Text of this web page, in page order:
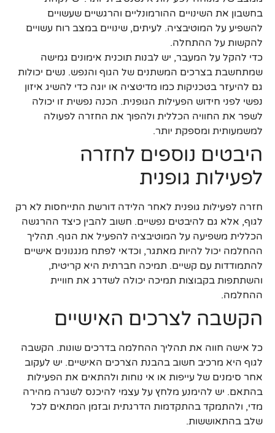
בחשבון את השינויים ההורמונליים והרגשיים שעשויים
להשפיע על המוטיבציה. לעיתים, שינויים במצב רוח עשויים
להקשות על ההתחלה.
כדי להקל על המעבר, יש לבנות תוכנית אימונים גמישה
שמתחשבת בצרכים המשתנים של הגוף והנפש. נשים יכולות
גם להיעזר בטכניקות כמו מדיטציה או יוגה כדי להשיג איזון
נפשי לפני חידוש הפעילות הגופנית. הכנה נפשית זו יכולה
לשפר את החוויה הכללית ולהפוך את החזרה לפעולה
למשמעותית ומספקת יותר.
היבטים נוספים לחזרה
לפעילות גופנית
חזרה לפעילות גופנית לאחר הלידה דורשת התייחסות לא רק
לגוף, אלא גם להיבטים נפשיים. חשוב להבין כיצד ההרגשה
הכללית משפיעה על המוטיבציה להפעיל את הגוף. תהליך
ההחלמה יכול להיות מאתגר, וכדאי לפתח מנגנונים אישיים
להתמודדות עם קשיים. תמיכה חברתית היא קריטית,
והשתתפות בקבוצות תמיכה יכולה לשדרג את חוויית
ההחלמה.
הקשבה לצרכים האישיים
כל אישה חווה את תהליך ההחלמה בדרכים שונות. הקשבה
לגוף היא מרכיב חשוב בהבנת הצרכים האישיים. יש לעקוב
אחר סימנים של עייפות או אי נוחות ולהתאים את הפעילות
בהתאם. יש להימנע מלחץ על עצמי להיכנס לשגרה מהירה
מדי, ולהתמקד בהתקדמות הדרגתית ובזמן המתאים לכל
שלב בהתאוששות.